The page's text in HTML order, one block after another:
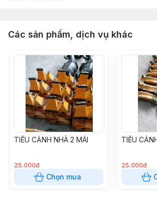
Các sản phẩm, dịch vụ khác
TIỂU CẢNH NHÀ 2 MÁI
25.000đ
Chọn mua
TIỂU
25.000đ